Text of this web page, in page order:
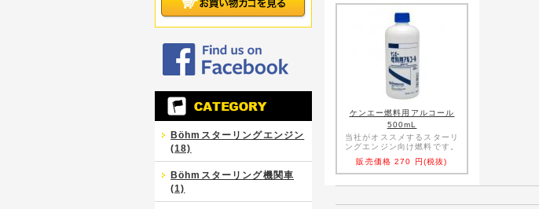
Böhmスターリングエンジン
(18)
Böhmスターリング機関車
(1)
ケンエー燃料用アルコール
500mL
当社がオススメするスターリ
ングエンジン向け燃料です。
販売価格270 円(税抜)